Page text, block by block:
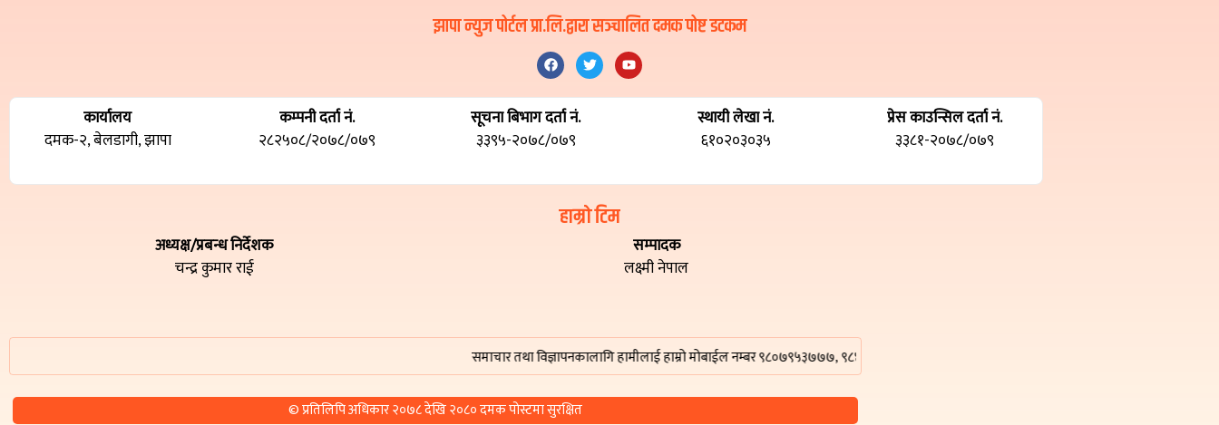
झापा न्युज पोर्टल प्रा.लि.द्वारा सञ्चालित दमक पोष्ट डटकम
कार्यालय
दमक-२, बेलडागी, झापा
कम्पनी दर्ता नं.
२८२५०८/२०७८/०७९
सूचना बिभाग दर्ता नं.
३३९५-२०७८/०७९
स्थायी लेखा नं.
६१०२०३०३५
प्रेस काउन्सिल दर्ता नं.
३३८१-२०७८/०७९
हाम्रो टिम
अध्यक्ष/प्रबन्ध निर्देशक
चन्द्र कुमार राई
सम्पादक
लक्ष्मी नेपाल
समाचार तथा विज्ञापनकालागि हामीलाई हाम्रो मोबाईल नम्बर ९८०७९५३७७७, ९८४२०१३८८३ वा हाम्रो इमेल ठेगाना damakpost@gmail.com मा सम्पर्क गर्न सक्नु
© प्रतिलिपि अधिकार २०७८ देखि २०८० दमक पोस्टमा सुरक्षित